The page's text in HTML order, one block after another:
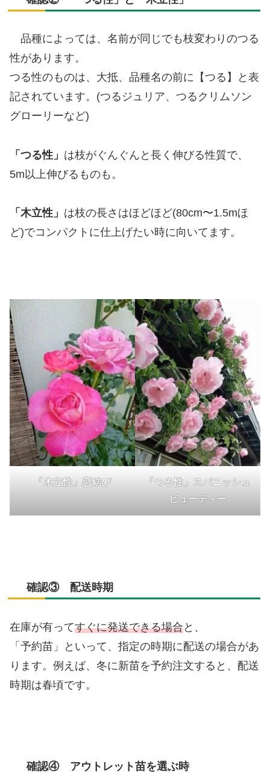
品種によっては、名前が同じでも枝変わりのつる
性があります。
つる性のものは、大抵、品種名の前に【つる】と表
記されています。(つるジュリア、つるクリムソン
グローリーなど)
「つる性」 は枝がぐんぐんと長く伸びる性質で、
5m以上伸びるものも。
「木立性」 は枝の長さはほどほど(80cm〜1.5mほ
ど)でコンパクトに仕上げたい時に向いてます。
「木立性」恋結び 「つる性 」スパニッシュ
ビューティー
確認③ 配送時期
在庫が有ってすぐに発送できる場合と、
「予約苗」といって、指定の時期に配送の場合があ
ります。例えば、冬に新苗を予約注文すると、配送
時期は春頃です。
確認④ アウトレット苗を選ぶ時